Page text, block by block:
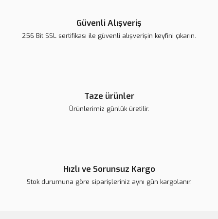
Güvenli Alışveriş
256 Bit SSL sertifikası ile güvenli alışverişin keyfini çıkarın.
Taze ürünler
Ürünlerimiz günlük üretilir.
Hızlı ve Sorunsuz Kargo
Stok durumuna göre siparişleriniz aynı gün kargolanır.